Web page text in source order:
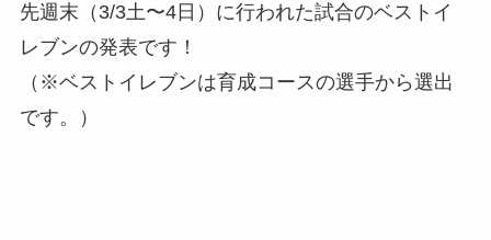
先週末（3/3土〜4日）に行われた試合のベストイ
レブンの発表です！
（※ベストイレブンは育成コースの選手から選出
です。）